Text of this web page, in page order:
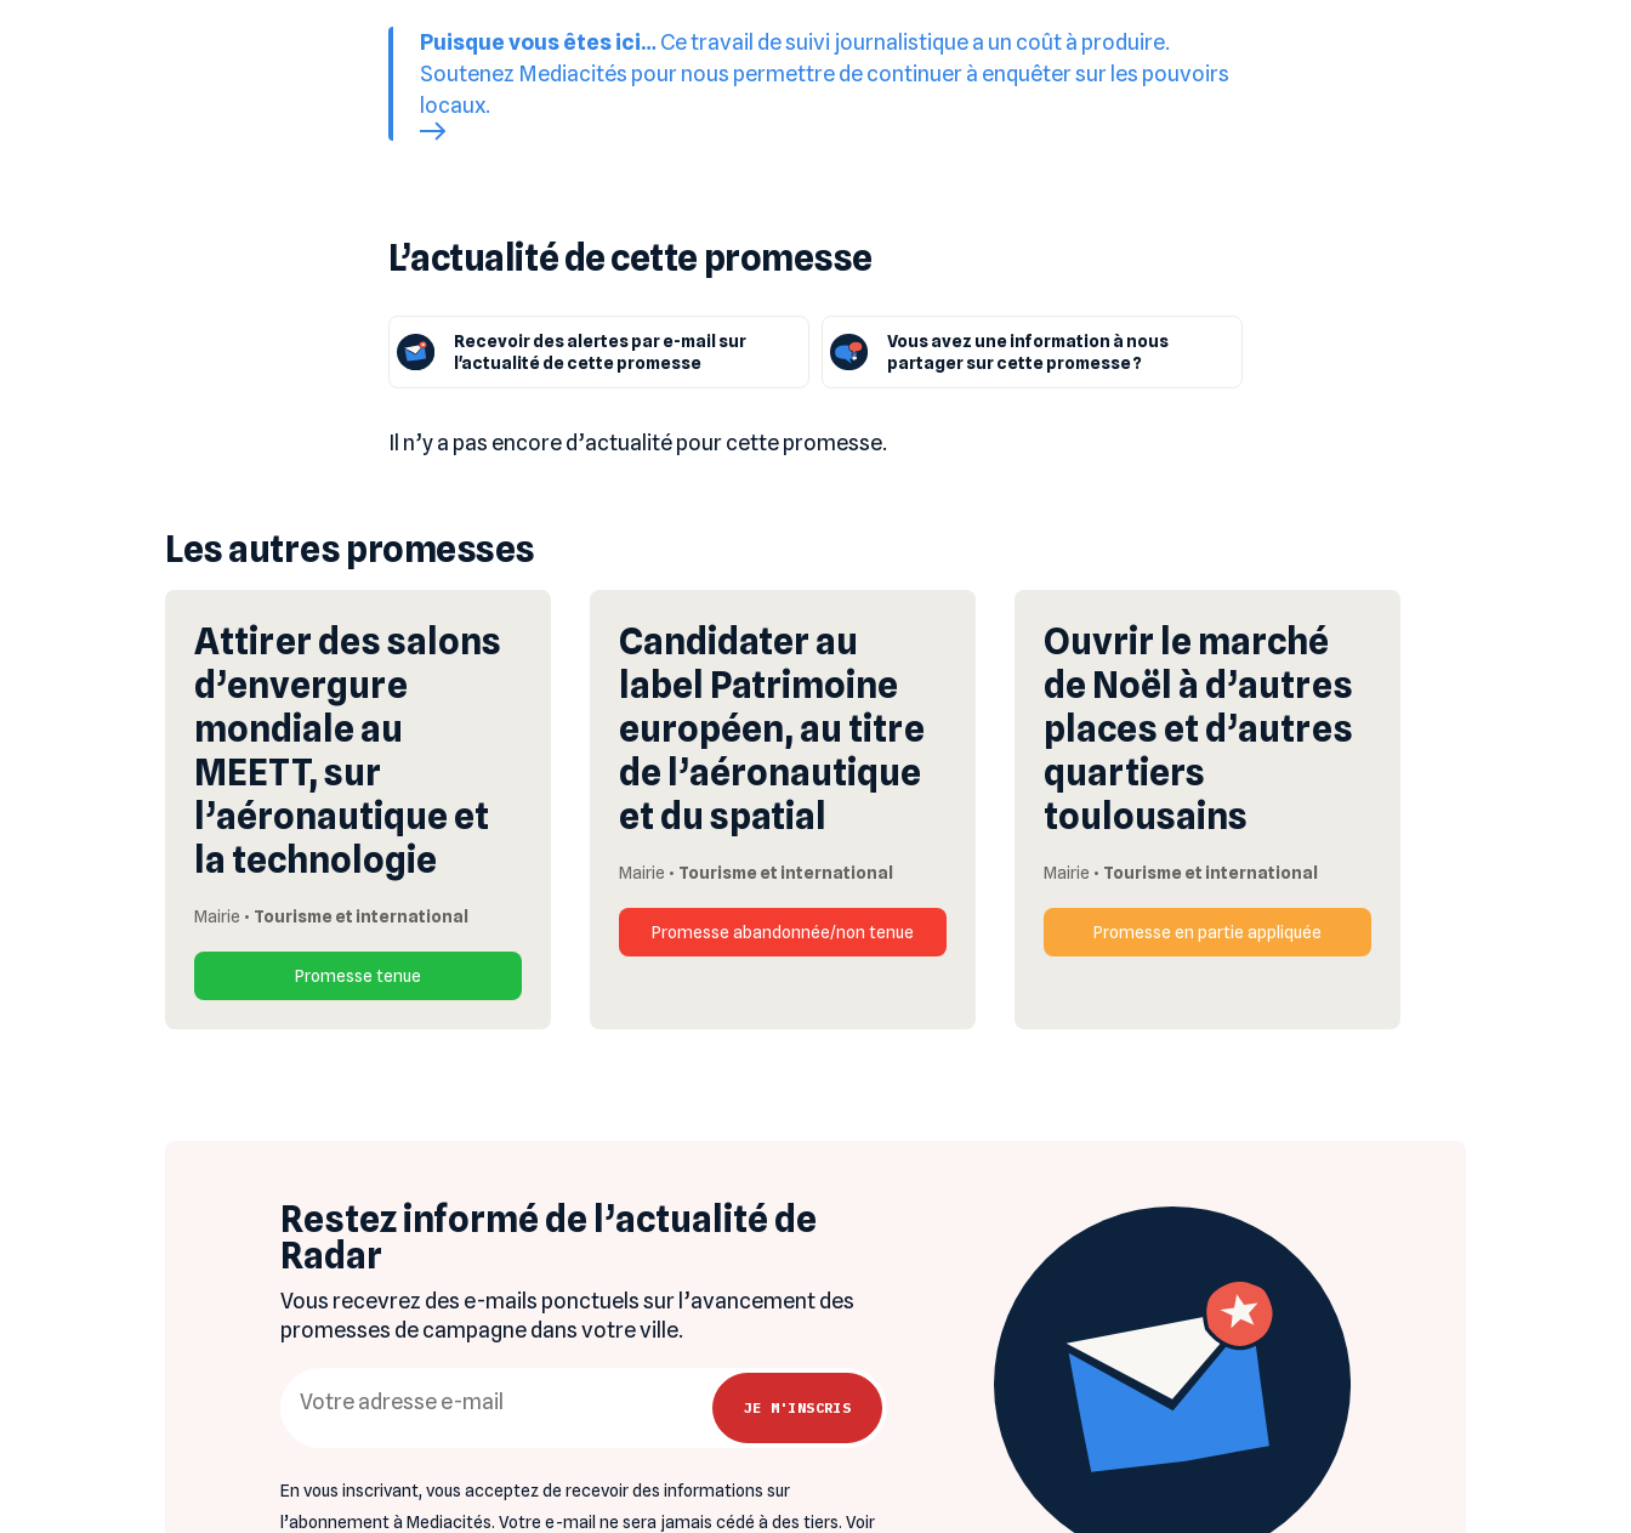
Puisque vous êtes ici…Ce travail de suivi journalistique a un coût à produire.
Soutenez Mediacités pour nous permettre de continuer à enquêter sur les pouvoirs
locaux.
L’actualité de cette promesse
Recevoir des alertes par e-mail sur
l'actualité de cette promesse
Vous avez une information à nous
partager sur cette promesse ?
Il n’y a pas encore d’actualité pour cette promesse.
Les autres promesses
Attirer des salons
d’envergure
mondiale au
MEETT, sur
l’aéronautique et
la technologie
Mairie • Tourisme et international
Promesse tenue
Candidater au
label Patrimoine
européen, au titre
de l’aéronautique
et du spatial
Mairie • Tourisme et international
Promesse abandonnée/non tenue
Ouvrir le marché
de Noël à d’autres
places et d’autres
quartiers
toulousains
Mairie • Tourisme et international
Promesse en partie appliquée
Restez informé de l’actualité de
Radar
Vous recevrez des e-mails ponctuels sur l’avancement des
promesses de campagne dans votre ville.
En vous inscrivant, vous acceptez de recevoir des informations sur
l’abonnement à Mediacités. Votre e-mail ne sera jamais cédé à des tiers. Voir